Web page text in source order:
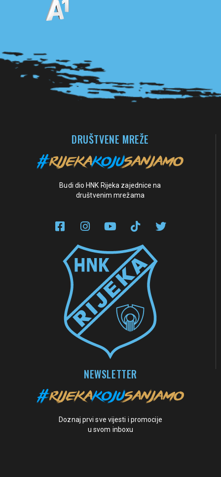
DRUŠTVENE MREŽE
Budi dio HNK Rijeka zajednice na
društvenim mrežama
NEWSLETTER
Doznaj prvi sve vijesti i promocije
u svom inboxu